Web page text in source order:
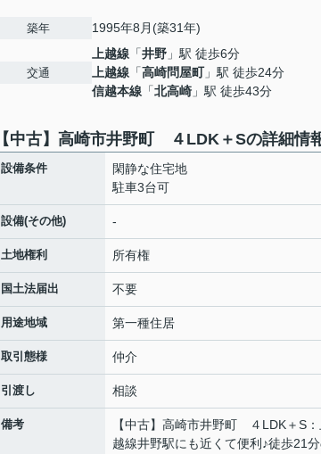
築年 1995年8月(築31年)
交通
上越線 「井野 」駅 徒歩6分
上越線 「高崎問屋町」駅 徒歩24分
信越本線 「北高崎 」駅 徒歩43分
【中古】高崎市井野町 ４LDK＋Sの詳細情
設備条件
閑静な住宅地
駐車3台可
設備(その他) -
土地権利 所有権
国土法届出 不要
用途地域 第一種住居
取引態様 仲介
引渡し 相談
備考
【中古】高崎市井野町 ４LDK＋S：
越線井野駅にも近くて便利♪徒歩21